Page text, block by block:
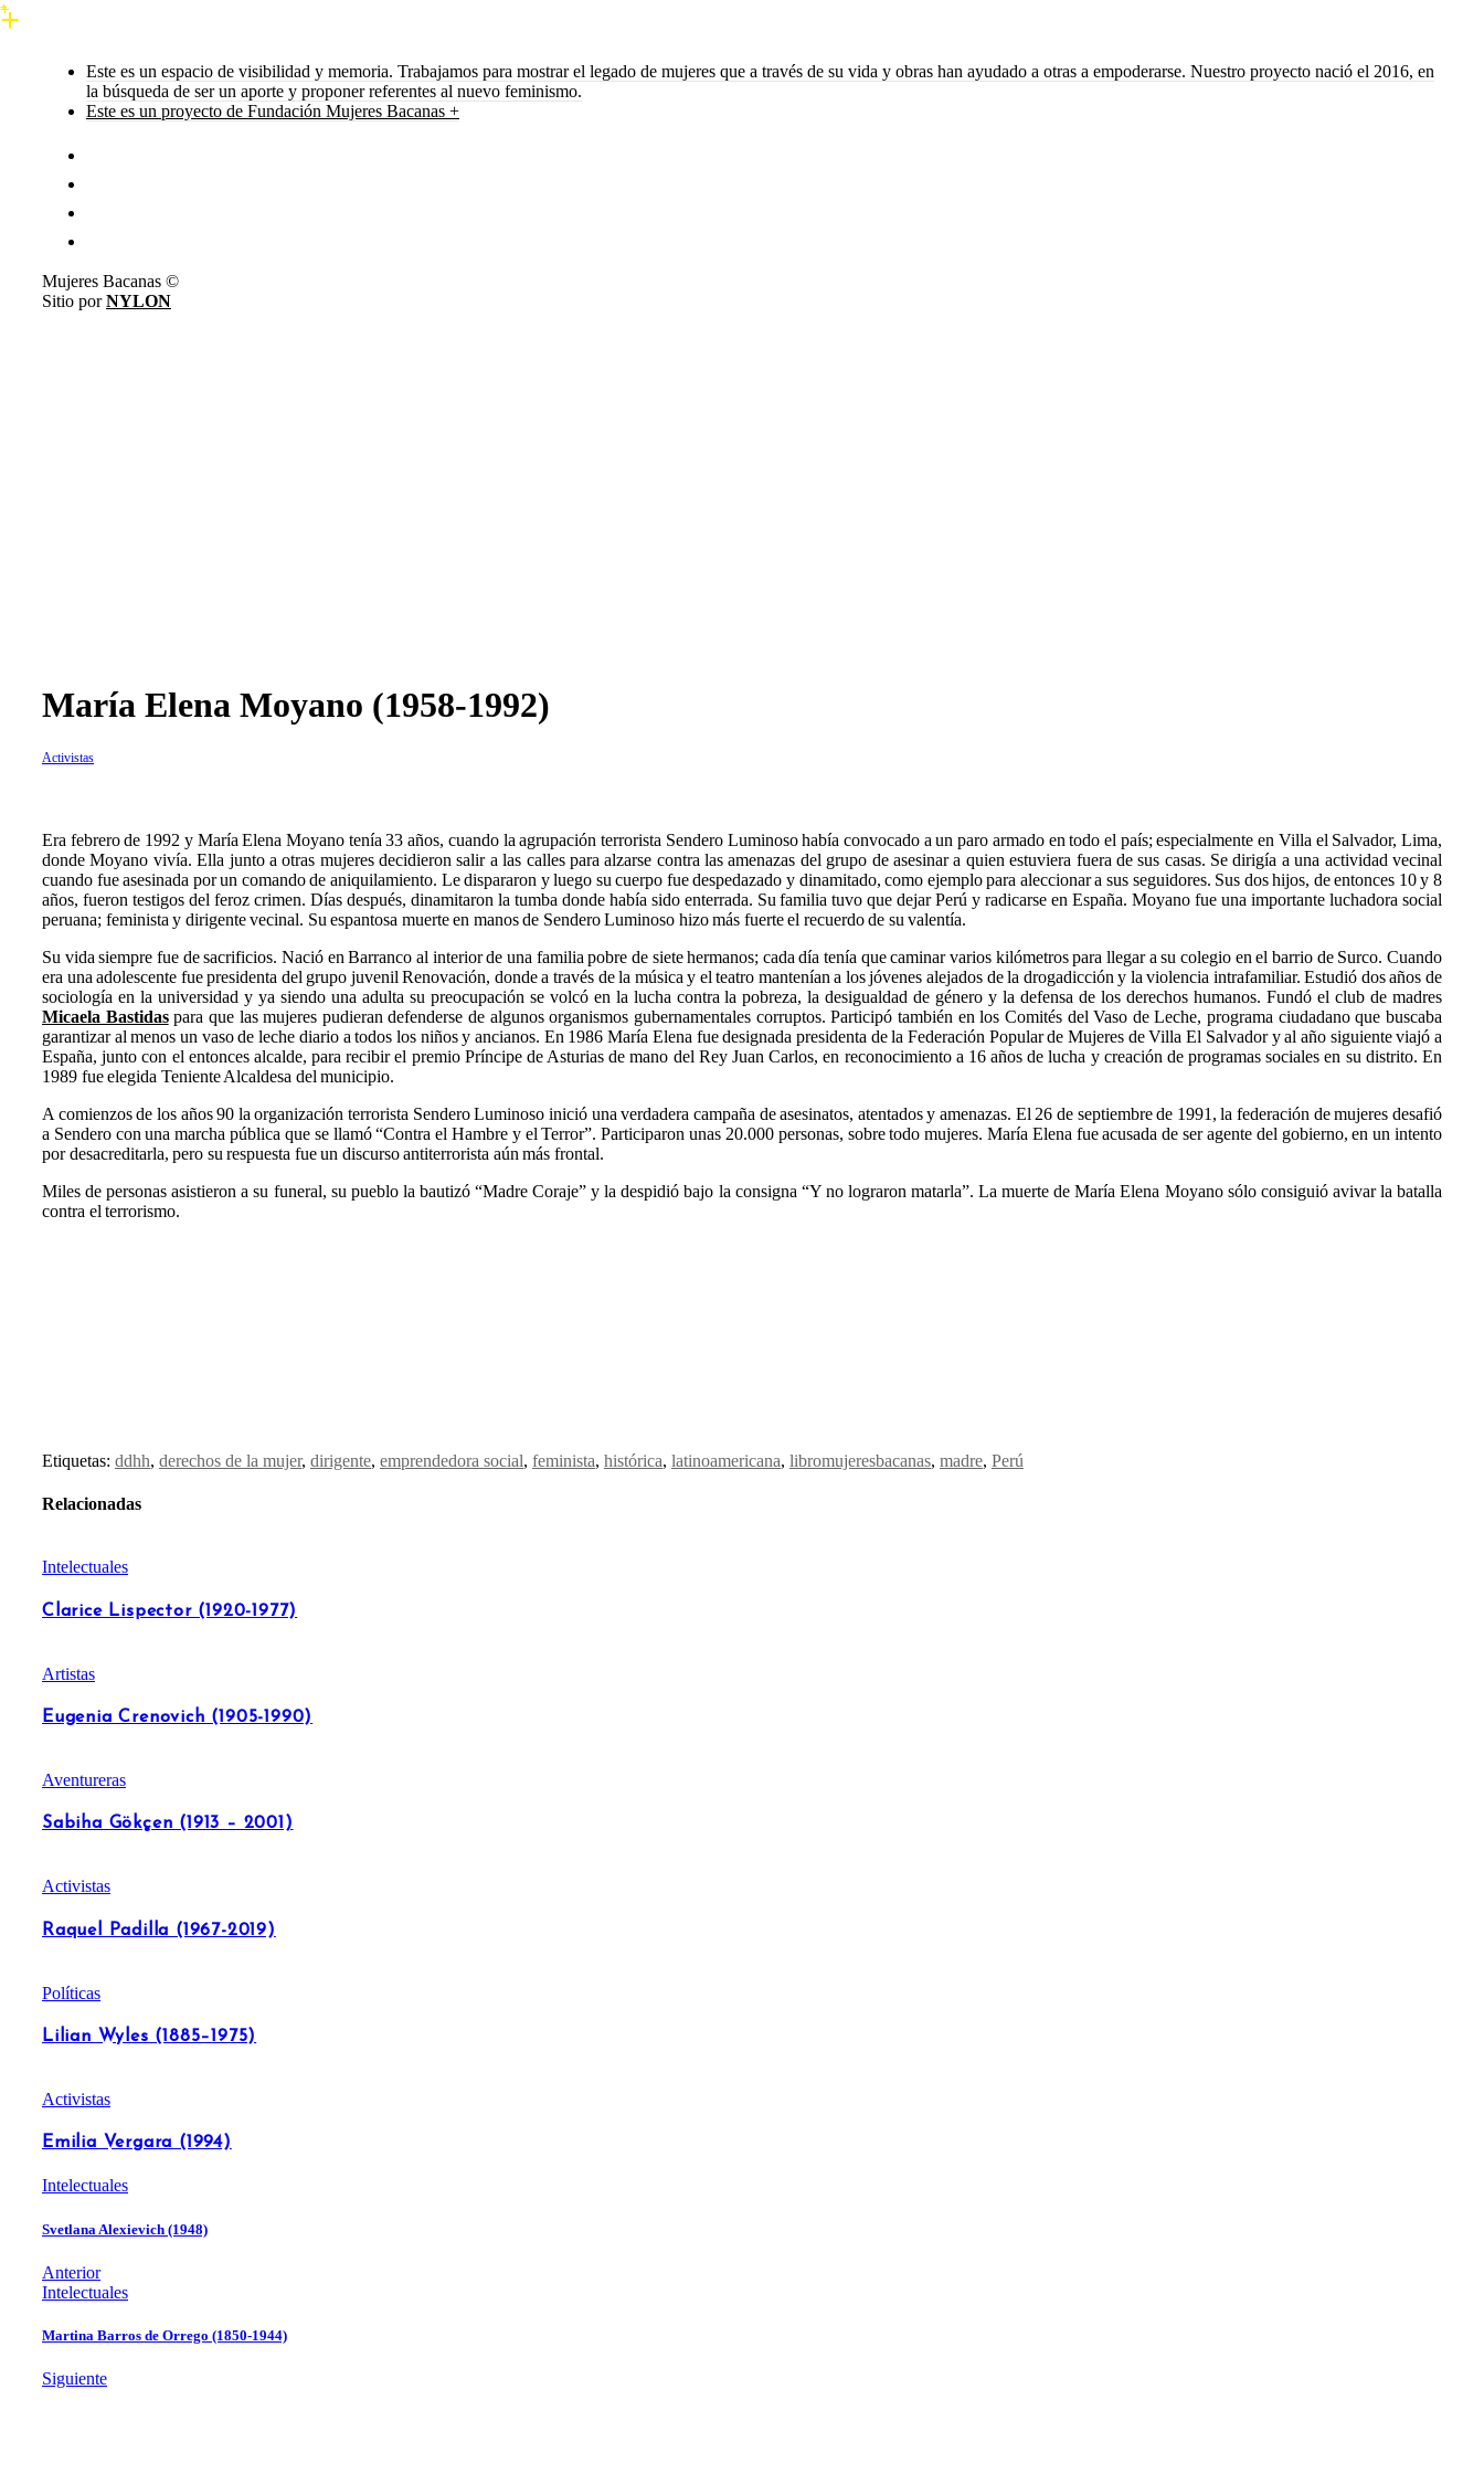
Este es un espacio de visibilidad y memoria. Trabajamos para mostrar el legado de mujeres que a través de su vida y obras han ayudado a otras a empoderarse. Nuestro proyecto nació el 2016, en
la búsqueda de ser un aporte y proponer referentes al nuevo feminismo.
Este es un proyecto de Fundación Mujeres Bacanas +
Mujeres Bacanas ©
Sitio porNYLON
María Elena Moyano (1958-1992)
Activistas
Era febrero de 1992 y María Elena Moyano tenía 33 años, cuando la agrupación terrorista Sendero Luminoso había convocado a un paro armado en todo el país; especialmente en Villa el Salvador, Lima,
donde Moyano vivía. Ella junto a otras mujeres decidieron salir a las calles para alzarse contra las amenazas del grupo de asesinar a quien estuviera fuera de sus casas. Se dirigía a una actividad vecinal
cuando fue asesinada por un comando de aniquilamiento. Le dispararon y luego su cuerpo fue despedazado y dinamitado, como ejemplo para aleccionar a sus seguidores. Sus dos hijos, de entonces 10 y 8
años, fueron testigos del feroz crimen. Días después, dinamitaron la tumba donde había sido enterrada. Su familia tuvo que dejar Perú y radicarse en España. Moyano fue una importante luchadora social
peruana; feminista y dirigente vecinal. Su espantosa muerte en manos de Sendero Luminoso hizo más fuerte el recuerdo de su valentía.
Su vida siempre fue de sacrificios. Nació en Barranco al interior de una familia pobre de siete hermanos; cada día tenía que caminar varios kilómetros para llegar a su colegio en el barrio de Surco. Cuando
era una adolescente fue presidenta del grupo juvenil Renovación, donde a través de la música y el teatro mantenían a los jóvenes alejados de la drogadicción y la violencia intrafamiliar. Estudió dos años de
sociología en la universidad y ya siendo una adulta su preocupación se volcó en la lucha contra la pobreza, la desigualdad de género y la defensa de los derechos humanos. Fundó el club de madres
Micaela Bastidaspara que las mujeres pudieran defenderse de algunos organismos gubernamentales corruptos. Participó también en los Comités del Vaso de Leche, programa ciudadano que buscaba
garantizar al menos un vaso de leche diario a todos los niños y ancianos. En 1986 María Elena fue designada presidenta de la Federación Popular de Mujeres de Villa El Salvador y al año siguiente viajó a
España, junto con el entonces alcalde, para recibir el premio Príncipe de Asturias de mano del Rey Juan Carlos, en reconocimiento a 16 años de lucha y creación de programas sociales en su distrito. En
1989 fue elegida Teniente Alcaldesa del municipio.
A comienzos de los años 90 la organización terrorista Sendero Luminoso inició una verdadera campaña de asesinatos, atentados y amenazas. El 26 de septiembre de 1991, la federación de mujeres desafió
a Sendero con una marcha pública que se llamó “Contra el Hambre y el Terror”. Participaron unas 20.000 personas, sobre todo mujeres. María Elena fue acusada de ser agente del gobierno, en un intento
por desacreditarla, pero su respuesta fue un discurso antiterrorista aún más frontal.
Miles de personas asistieron a su funeral, su pueblo la bautizó “Madre Coraje” y la despidió bajo la consigna “Y no lograron matarla”. La muerte de María Elena Moyano sólo consiguió avivar la batalla
contra el terrorismo.
Etiquetas: ddhh, derechos de la mujer, dirigente, emprendedora social, feminista, histórica, latinoamericana, libromujeresbacanas, madre, Perú
Relacionadas
Intelectuales
Clarice Lispector (1920-1977)
Artistas
Eugenia Crenovich (1905-1990)
Aventureras
Sabiha Gökçen (1913 – 2001)
Activistas
Raquel Padilla (1967-2019)
Políticas
Lilian Wyles (1885–1975)
Activistas
Emilia Vergara (1994)
Intelectuales
Svetlana Alexievich (1948)
Anterior
Intelectuales
Martina Barros de Orrego (1850-1944)
Siguiente